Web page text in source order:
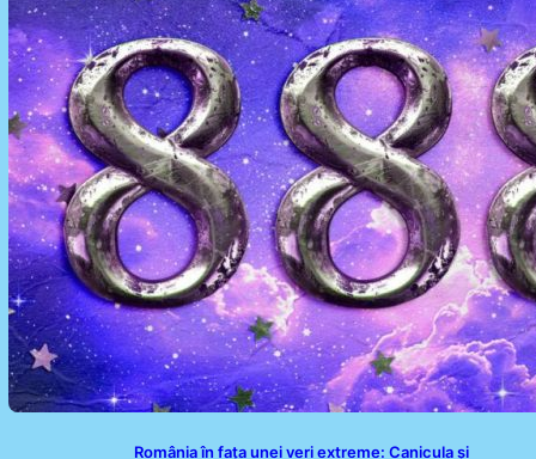
România în fața unei veri extreme: Canicula și